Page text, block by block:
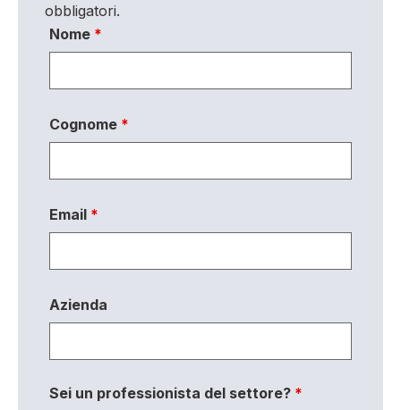
obbligatori.
Nome *
Cognome *
Email *
Azienda
Sei un professionista del settore? *